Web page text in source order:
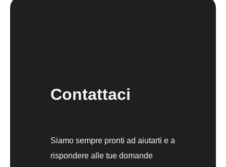
Contattaci
Siamo sempre pronti ad aiutarti e a
rispondere alle tue domande